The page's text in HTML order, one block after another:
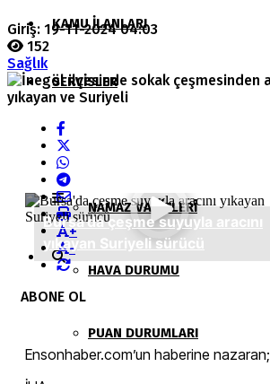
KAMU İLANLARI
SERVISLER
NAMAZ VAKITLERI
HAVA DURUMU
PUAN DURUMLARI
Giriş: 19-11-2024 04:03
152
Sağlık
+
-
ABONE OL
Ensonhaber.com’un haberine nazaran;